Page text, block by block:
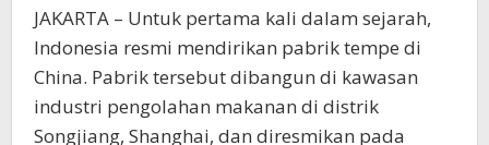
JAKARTA – Untuk pertama kali dalam sejarah,
Indonesia resmi mendirikan pabrik tempe di
China. Pabrik tersebut dibangun di kawasan
industri pengolahan makanan di distrik
Songjiang, Shanghai, dan diresmikan pada